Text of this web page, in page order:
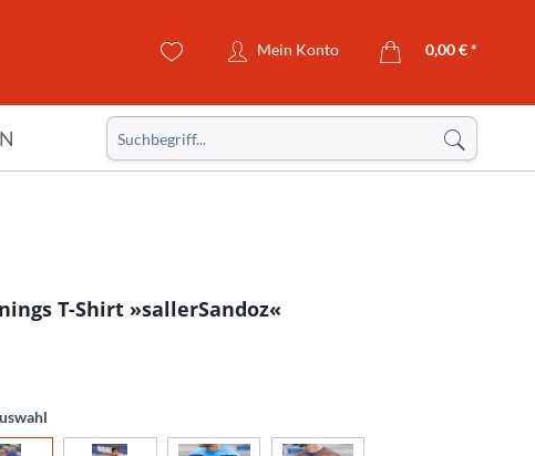
Mein Konto 0,00 € *
T-Shirt »sallerSandoz«